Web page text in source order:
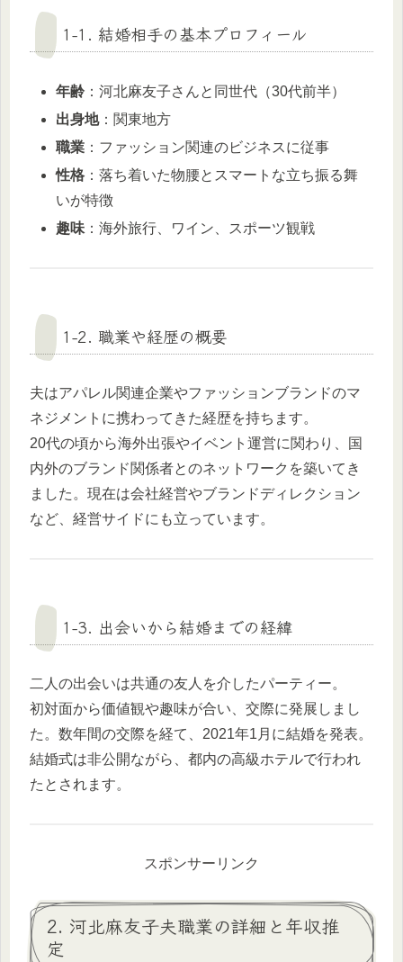
1-1. 結婚相手の基本プロフィール
年齢 ：河北麻友子さんと同世代（30代前半）
出身地：関東地方
職業 ：ファッション関連のビジネスに従事
性格 ：落ち着いた物腰とスマートな立ち振る舞
いが特徴
趣味 ：海外旅行、ワイン、スポーツ観戦
1-2. 職業や経歴の概要
夫はアパレル関連企業やファッションブランドのマ
ネジメントに携わってきた経歴を持ちます。
20代の頃から海外出張やイベント運営に関わり、国
内外のブランド関係者とのネットワークを築いてき
ました。現在は会社経営やブランドディレクション
など、経営サイドにも立っています。
1-3. 出会いから結婚までの経緯
二人の出会いは共通の友人を介したパーティー。
初対面から価値観や趣味が合い、交際に発展しまし
た。数年間の交際を経て、2021年1月に結婚を発表。
結婚式は非公開ながら、都内の高級ホテルで行われ
たとされます。
スポンサーリンク
2. 河北麻友子夫職業の詳細と年収推
定